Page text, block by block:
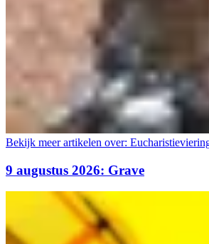
Bekijk meer artikelen over:
9 augustus 2026: Grave